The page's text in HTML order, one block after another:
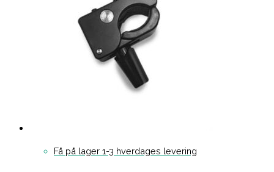
Få på lager 1-3 hverdages levering